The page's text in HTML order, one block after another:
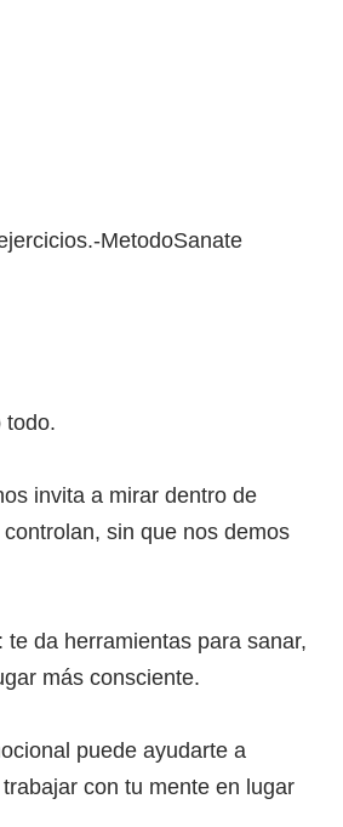
todo.
invita a mirar dentro de
sin que nos demos
da herramientas para sanar,
más consciente.
puede ayudarte a
con tu mente en lugar